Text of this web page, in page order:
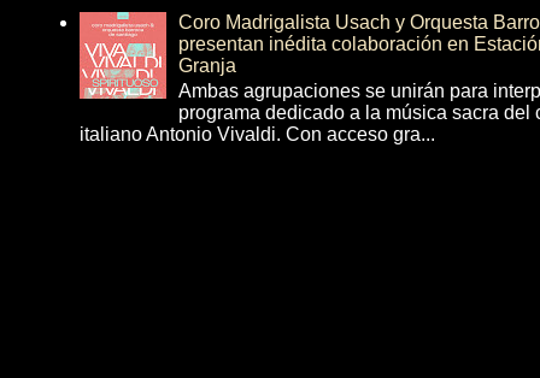
Coro Madrigalista Usach y Orquesta
presentan inédita colaboración en
Granja
Ambas agrupaciones se unirán para
programa dedicado a la música sacra del
italiano Antonio Vivaldi. Con acceso gra...